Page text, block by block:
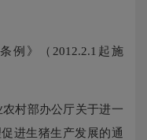
》（2012.2.1起施
村部办公厅关于进一
进生猪生产发展的通